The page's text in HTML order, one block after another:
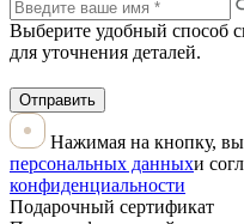
Выберите удобный способ
для уточнения деталей.
Отправить
Нажимая на кнопку, вы
персональных данныхи
конфиденциальности
Подарочный сертификат